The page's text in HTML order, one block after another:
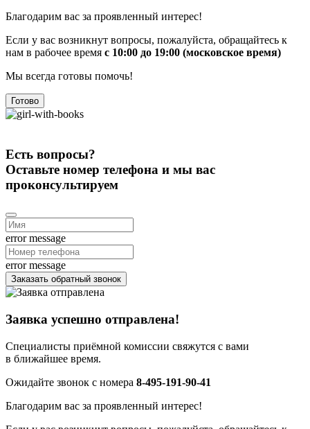
Благодарим вас за проявленный интерес!
Если у вас возникнут вопросы, пожалуйста, обращайтесь к
нам в рабочее время с 10:00 до 19:00 (московское время)
Мы всегда готовы помочь!
Готово
Есть вопросы?
Оставьте номер телефона и мы вас
проконсультируем
error message
error message
Заказать обратный звонок
Заявка успешно отправлена!
Специалисты приёмной комиссии свяжутся с вами
в ближайшее время.
Ожидайте звонок с номера 8-495-191-90-41
Благодарим вас за проявленный интерес!